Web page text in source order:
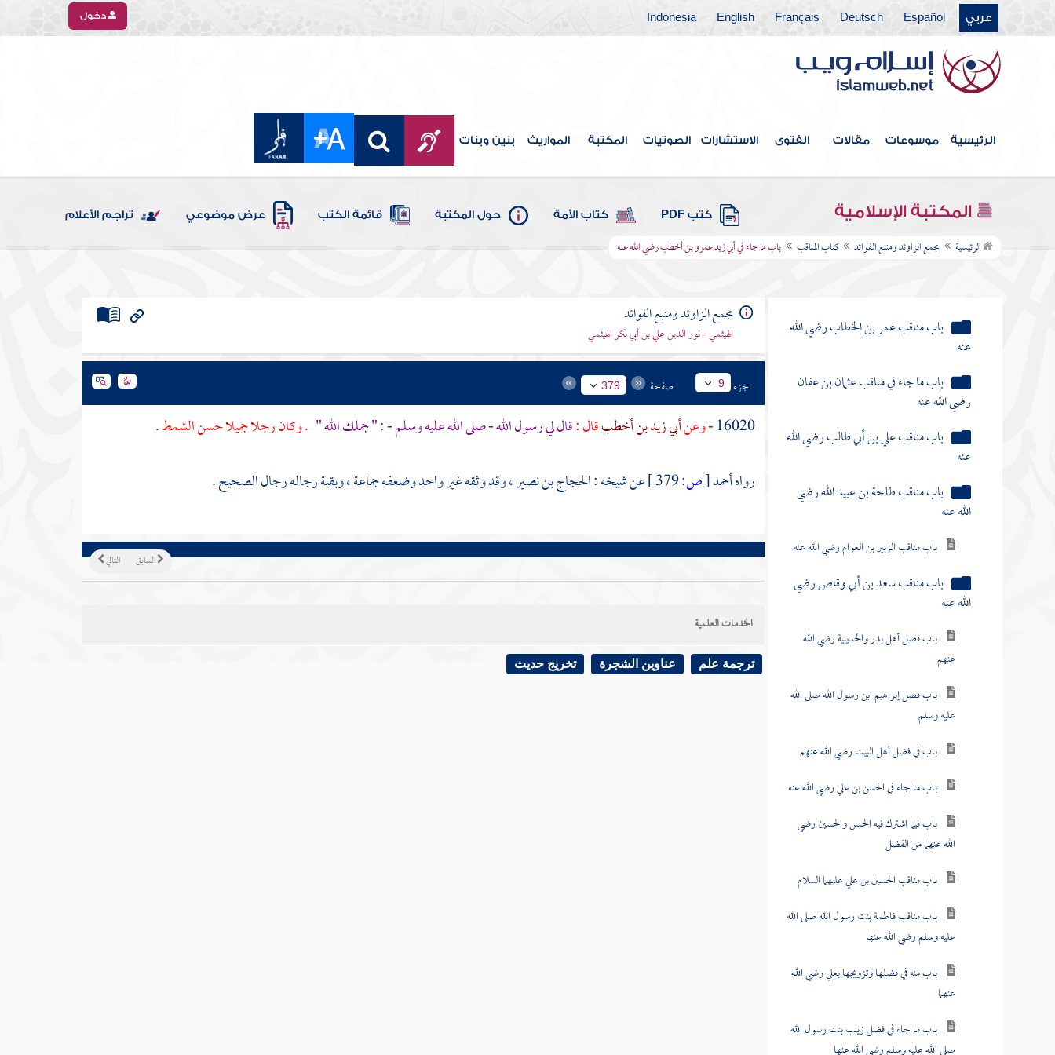
عربي Español
Deutsch
Français
English
Indonesia دخول
الرئيسية موسوعات مقالات الفتوى الاستشارات الصوتيات المكتبة المواريث بنين وبنات
المكتبة الإسلامية كتب PDF كتاب الأمة حول المكتبة قائمة الكتب عرض موضوعي تراجم الأعلام
الرئيسية مجمع الزاوئد ومنبع الفوائد كتاب المناقب باب ما جاء في أبي زيد عمرو بن أخطب رضي الله عنه
كتاب القدر
كتاب الفتن أعاذنا الله منها
كتاب الأدب
كتاب البر والصلة
كتاب فيه ذكر الأنبياء
كتاب علامات النبوة
كتاب المناقب
باب مناقب عمر بن الخطاب رضي الله
عنه
باب ما جاء في مناقب عثمان بن عفان
رضي الله عنه
باب مناقب علي بن أبي طالب رضي الله
عنه
باب مناقب طلحة بن عبيد الله رضي
الله عنه
باب مناقب الزبير بن العوام رضي الله عنه
باب مناقب سعد بن أبي وقاص رضي
الله عنه
باب فضل أهل بدر والحديبية رضي الله
عنهم
باب فضل إبراهيم ابن رسول الله صلى الله
عليه وسلم
باب في فضل أهل البيت رضي الله عنهم
باب ما جاء في الحسن بن علي رضي الله عنه
باب فيما اشترك فيه الحسن والحسين رضي
الله عنهما من الفضل
باب مناقب الحسين بن علي عليهما السلام
باب مناقب فاطمة بنت رسول الله صلى الله
عليه وسلم رضي الله عنها
باب منه في فضلها وتزويجها بعلي رضي الله
عنهما
باب ما جاء في فضل زينب بنت رسول الله
مجمع الزاوئد ومنبع الفوائد
الهيثمي - نور الدين علي بن أبي بكر الهيثمي
جزء 9 صفحة 379
16020- وعنأبي زيد بن أخطبقال :قال لي رسول الله - صلى الله عليه وسلم - : " جملك الله " . وكان رجلا جميلا حسن الشمط.
رواهأحمد[ص: عن شيخه :الحجاج بن نصير، وقد وثقه غير واحد وضعفه جماعة ، وبقية رجاله رجال الصحيح .
التالي السابق
الخدمات العلمية
ترجمة علم عناوين الشجرة تخريج حديث